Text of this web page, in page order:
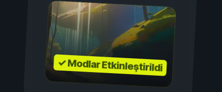
✓ Modlar Etkinleştirildi